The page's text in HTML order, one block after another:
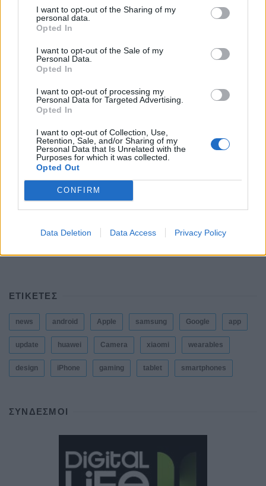
I want to opt-out of the Sharing of my
personal data.
Opted In
I want to opt-out of the Sale of my
Personal Data.
Opted In
I want to opt-out of processing my
Personal Data for Targeted Advertising.
Opted In
I want to opt-out of Collection, Use,
Retention, Sale, and/or Sharing of my
Personal Data that Is Unrelated with the
Purposes for which it was collected.
Opted Out
CONFIRM
Data Deletion Data Access Privacy Policy
Το σύνολο των τεχνικών προδιαγραφών του
By ΓΙΏΡΓΟΣ ΓΡΊΒΑΣ 5 ημέρες ago
HiLight ονομάζεται τελικά το Pixel Glow
By ΓΙΏΡΓΟΣ ΓΡΊΒΑΣ 5 ημέρες ago
Σε εντυπωσιακή απόχρωση “Dune” το Pixel 11
Pro XL
ByΓΙΏΡΓΟΣ ΓΡΊΒΑΣ
ByΓΙΏΡΓΟΣ ΓΡΊΒΑΣ 3 Αυγούστου, 2026
ΕΤΙΚΕΤΕΣ
news android Apple samsung Google app
update huawei Camera xiaomi wearables
design iPhone gaming tablet smartphones
ΣΎΝΔΕΣΜΟΙ